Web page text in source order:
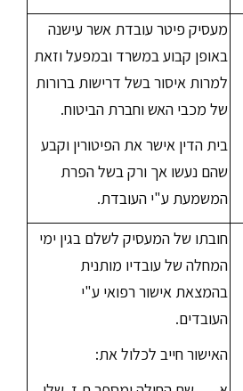
מעסיק פיטר עובדת אשר עישנה
באופן קבוע במשרד ובמפעל וזאת
למרות איסור בשל דרישות ברורות
של מכבי האש וחברת הביטוח.
בית הדין אישר את הפיטורין וקבע
שהם נעשו אך ורק בשל הפרת
המשמעת ע"י העובדת.
חובתו של המעסיק לשלם בגין ימי
המחלה של עובדיו מותנית
בהמצאת אישור רפואי ע"י
העובדים.
האישור חייב לכלול את: